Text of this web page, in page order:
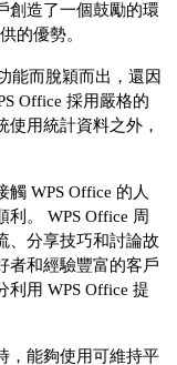
創造了一個鼓勵的環
的優勢。
能而脫穎而出，還因
Office 採用嚴格的
用統計資料之外，
WPS Office 的人
。 WPS Office 周
、分享技巧和討論故
者和經驗豐富的客戶
用 WPS Office 提
，能夠使用可維持平